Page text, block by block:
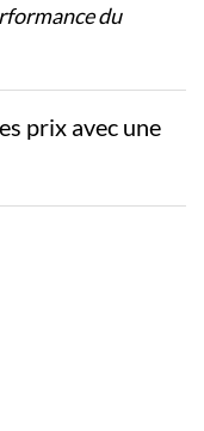
du
prix avec une